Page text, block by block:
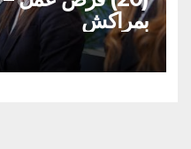
بمراكش